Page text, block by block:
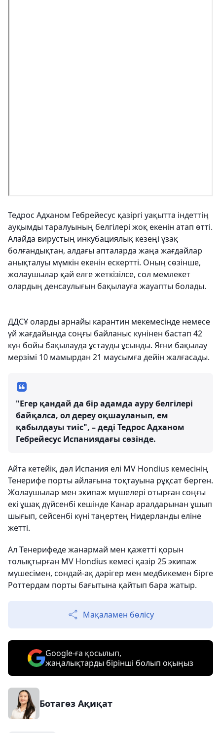
Тедрос Адханом Гебрейесус қазіргі уақытта індеттің
ауқымды таралуының белгілері жоқ екенін атап өтті.
Алайда вирустың инкубациялық кезеңі ұзақ
болғандықтан, алдағы апталарда жаңа жағдайлар
анықталуы мүмкін екенін ескертті. Оның сөзінше,
жолаушылар қай елге жеткізілсе, сол мемлекет
олардың денсаулығын бақылауға жауапты болады.
ДДСҰ оларды арнайы карантин мекемесінде немесе
үй жағдайында соңғы байланыс күнінен бастап 42
күн бойы бақылауда ұстауды ұсынды. Яғни бақылау
мерзімі 10 мамырдан 21 маусымға дейін жалғасады.
"Егер қандай да бір адамда ауру белгілері
байқалса, ол дереу оқшауланып, ем
қабылдауы тиіс", – деді Тедрос Адханом
Гебрейесус Испаниядағы сөзінде.
Айта кетейік, дәл Испания елі MV Hondius кемесінің
Тенерифе порты айлағына тоқтауына рұқсат берген.
Жолаушылар мен экипаж мүшелері отырған соңғы
екі ұшақ дүйсенбі кешінде Канар аралдарынан ұшып
шығып, сейсенбі күні таңертең Нидерланды еліне
жетті.
Ал Тенерифеде жанармай мен қажетті қорын
толықтырған MV Hondius кемесі қазір 25 экипаж
мүшесімен, сондай-ақ дәрігер мен медбикемен бірге
Роттердам порты бағытына қайтып бара жатыр.
Мақаламен бөлісу
Google-ға қосылып,
жаңалықтарды бірінші болып оқыңыз
Ботагөз Ақиқат